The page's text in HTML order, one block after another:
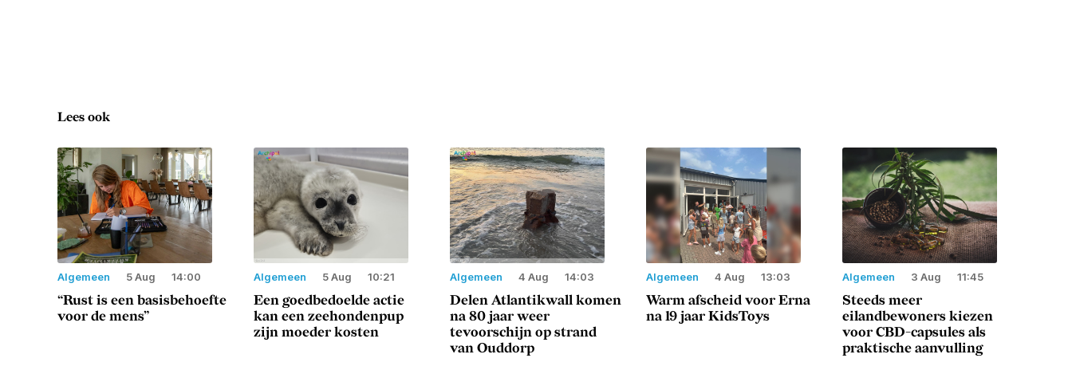
Lees ook
Algemeen 5 Aug 14:00
“Rust is een basisbehoefte
voor de mens”
Algemeen 5 Aug 10:21
Een goedbedoelde actie
kan een zeehondenpup
zijn moeder kosten
Algemeen 4 Aug 14:03
Delen Atlantikwall komen
na 80 jaar weer
tevoorschijn op strand
van Ouddorp
Algemeen 4 Aug 13:03
Warm afscheid voor Erna
na 19 jaar KidsToys
Algemeen 3 Aug 11:45
Steeds meer
eilandbewoners kiezen
voor CBD-capsules als
praktische aanvulling